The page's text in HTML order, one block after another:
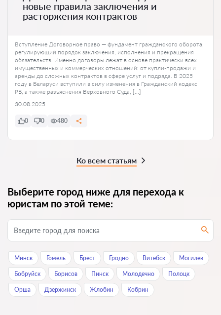
новые правила заключения и
расторжения контрактов
Вступление Договорное право — фундамент гражданского оборота,
регулирующий порядок заключения, исполнения и прекращения
обязательств. Именно договоры лежат в основе практически всех
имущественных и коммерческих отношений: от купли-продажи и
аренды до сложных контрактов в сфере услуг и подряда. В 2025
году в Беларуси вступили в силу изменения в Гражданский кодекс
РБ, а также разъяснения Верховного Суда, […]
30.08.2025
0 0 480
Ко всем статьям
Выберите город ниже для перехода к
юристам по этой теме:
Минск Гомель Брест Гродно Витебск Могилев
Бобруйск Борисов Пинск Молодечно Полоцк
Орша Дзержинск Жлобин Кобрин